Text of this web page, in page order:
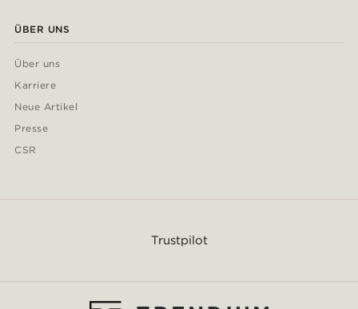
ÜBER UNS
Über uns
Karriere
Neue Artikel
Presse
CSR
Trustpilot